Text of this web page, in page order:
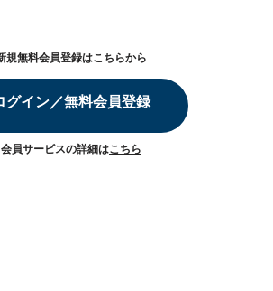
規無料会員登録はこちらから
グイン／無料会員登録
会員サービスの詳細はこちら